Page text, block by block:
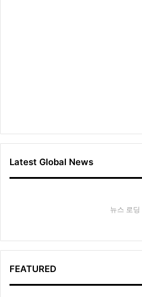
Latest Global News
뉴스 로딩
FEATURED